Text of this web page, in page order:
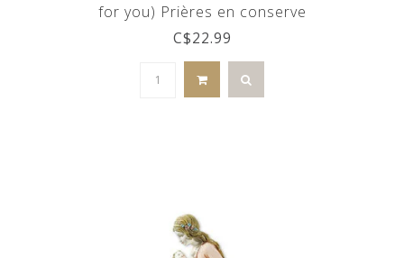
for you) Prières en conserve
C$22.99